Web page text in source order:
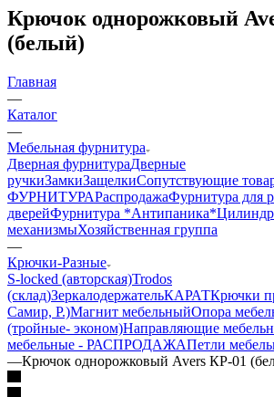
Крючок однорожковый
(белый)
Главная
—
Каталог
—
Мебельная фурнитура
Дверная фурнитураДверные
ручкиЗамкиЗащелкиСопутствующие
ФУРНИТУРАРаспродажаФурнитура для
дверейФурнитура *Антипаника*
механизмыХозяйственная группа
—
Крючки-Разные
S-locked (авторская)Trodos
(склад)ЗеркалодержательКАРАТКрючки
Самир, Р.)Магнит мебельныйОпора
(тройные- эконом)Направляющие
мебельные - РАСПРОДАЖАПетли
—Крючок однорожковый Avers КР-01